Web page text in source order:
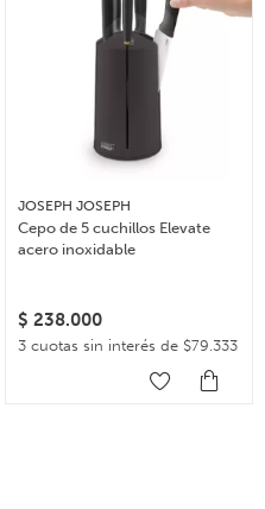
JOSEPH JOSEPH
Cepo de 5 cuchillos Elevate
acero inoxidable
$ 238.000
3 cuotas sin interés de $79.333